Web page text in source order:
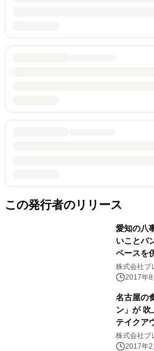
この発行者のリリース
愛知の八
いことパ
ペースを
ーヒーも
株式会社ブ
2017年
名古屋の
ン」が 吹
テイクア
株式会社ブ
2017年